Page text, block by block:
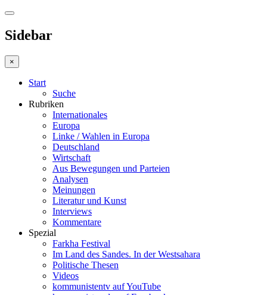
Sidebar
×
Start
Suche
Rubriken
Internationales
Europa
Linke / Wahlen in Europa
Deutschland
Wirtschaft
Aus Bewegungen und Parteien
Analysen
Meinungen
Literatur und Kunst
Interviews
Kommentare
Spezial
Farkha Festival
Im Land des Sandes. In der Westsahara
Politische Thesen
Videos
kommunistentv auf YouTube